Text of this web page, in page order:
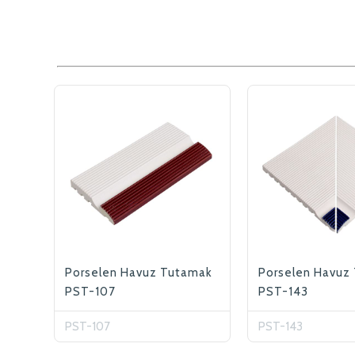
Porselen Havuz Tutamak
PST-107
PST-107
Porselen Havuz
PST-143
PST-143